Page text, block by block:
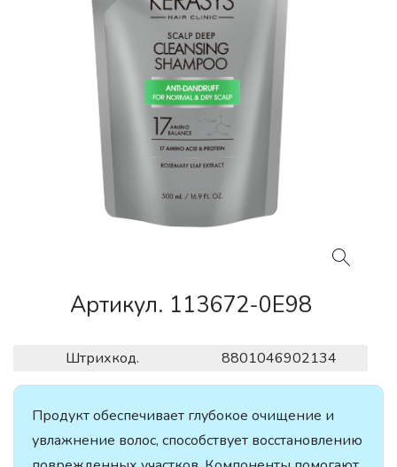
Артикул. 113672-0E98
Штрихкод. 8801046902134
Продукт обеспечивает глубокое очищение и
увлажнение волос, способствует восстановлению